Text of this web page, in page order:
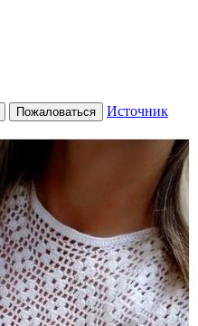
Пожаловаться Источник